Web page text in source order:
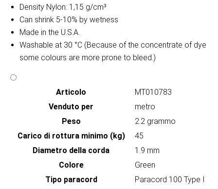
Density Nylon: 1,15 g/cm³
Can shrink 5-10% by wetness
Made in the U.S.A.
Washable at 30 °C (Because of the concentrate of dye
some colours are more prone to bleed.)
Articolo
MT010783
Venduto per
metro
Peso
2.2 grammo
Carico di rottura minimo (kg)
45
Diametro della corda
1.9 mm
Colore
Green
Tipo paracord
Paracord 100 Type I